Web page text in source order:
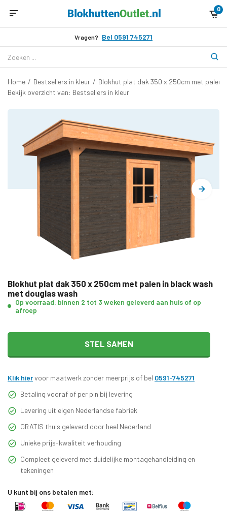
0
Vragen? Bel 0591 745271
Home / Bestsellers in kleur / Blokhut plat dak 350 x 250cm met palen
Bekijk overzicht van: Bestsellers in kleur
Blokhut plat dak 350 x 250cm met palen in black wash
met douglas wash
Op voorraad: binnen 2 tot 3 weken geleverd aan huis of op
afroep
STEL SAMEN
Klik hiervoor maatwerk zonder meerprijs of bel 0591-745271
Betaling vooraf of per pin bij levering
Levering uit eigen Nederlandse fabriek
GRATIS thuis geleverd door heel Nederland
Unieke prijs-kwaliteit verhouding
Compleet geleverd met duidelijke montagehandleiding en
tekeningen
U kunt bij ons betalen met: